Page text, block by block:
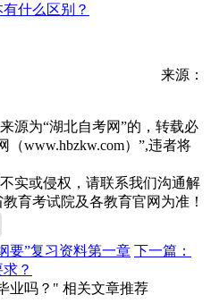
什么区别？
来源：
源为“湖北自考网”的，转载必
www.hbzkw.com）”,违者将
实或侵权，请联系我们沟通解
育考试院及各教育官网为准！
要”复习资料第一章 下一篇：
？
业吗？" 相关文章推荐